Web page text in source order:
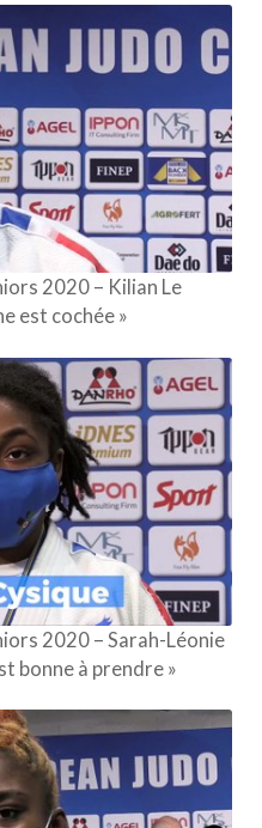
2020 – Kilian Le
est cochée »
2020 – Sarah-Léonie
bonne à prendre »